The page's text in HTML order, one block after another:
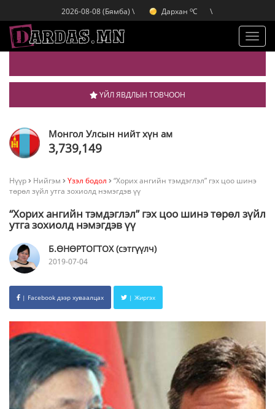
2026-08-08 (Бямба) \ Дархан oC
Эрдэнэт C
\
ҮЙЛ ЯВДЛЫН ТОВЧООН
Монгол Улсын нийт хүн ам
3,739,149
Нүүр Нийгэм Үзэл бодол
“Хорих ангийн тэмдэглэл” гэх цоо шинэ
төрөл зүйл утга зохиолд нэмэгдэв үү
“Хорих ангийн тэмдэглэл” гэх цоо шинэ төрөл зүйл
утга зохиолд нэмэгдэв үү
Б.ӨНӨРТОГТОХ (сэтгүүлч)
2019-07-04
| Facebook дээр хуваалцах | Жиргэх